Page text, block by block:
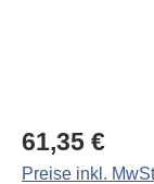
Regulärer Preis:
61,35 €
Preise inkl.